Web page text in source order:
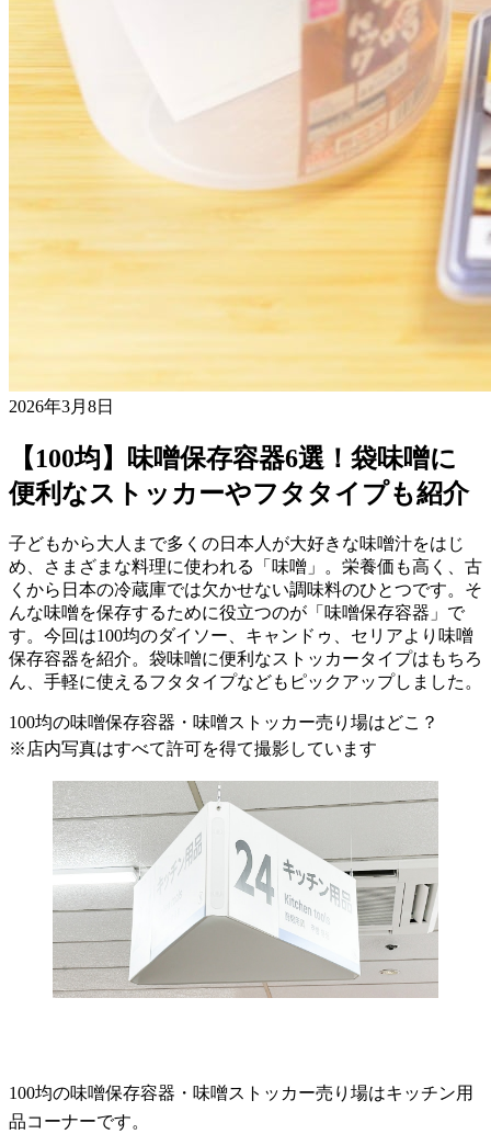
2026年3月8日
【100均】味噌保存容器6選！袋味噌に
便利なストッカーやフタタイプも紹介
子どもから大人まで多くの日本人が大好きな味噌汁をはじ
め、さまざまな料理に使われる「味噌」。栄養価も高く、古
くから日本の冷蔵庫では欠かせない調味料のひとつです。そ
んな味噌を保存するために役立つのが「味噌保存容器」で
す。今回は100均のダイソー、キャンドゥ、セリアより味噌
保存容器を紹介。袋味噌に便利なストッカータイプはもちろ
ん、手軽に使えるフタタイプなどもピックアップしました。
100均の味噌保存容器・味噌ストッカー売り場はどこ？
※店内写真はすべて許可を得て撮影しています
100均の味噌保存容器・味噌ストッカー売り場はキッチン用
品コーナーです。